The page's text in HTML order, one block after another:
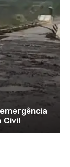
Civil